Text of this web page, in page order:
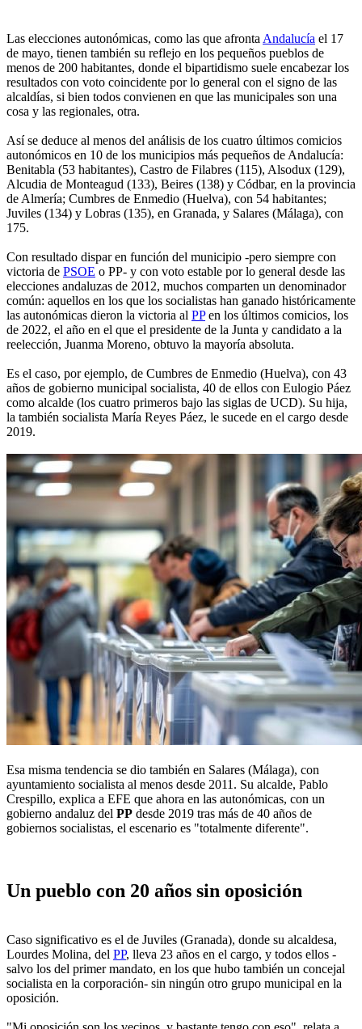
Las elecciones autonómicas, como las que afronta Andalucía el 17
de mayo, tienen también su reflejo en los pequeños pueblos de
menos de 200 habitantes, donde el bipartidismo suele encabezar los
resultados con voto coincidente por lo general con el signo de las
alcaldías, si bien todos convienen en que las municipales son una
cosa y las regionales, otra.
Así se deduce al menos del análisis de los cuatro últimos comicios
autonómicos en 10 de los municipios más pequeños de Andalucía:
Benitabla (53 habitantes), Castro de Filabres (115), Alsodux (129),
Alcudia de Monteagud (133), Beires (138) y Códbar, en la provincia
de Almería; Cumbres de Enmedio (Huelva), con 54 habitantes;
Juviles (134) y Lobras (135), en Granada, y Salares (Málaga), con
175.
Con resultado dispar en función del municipio -pero siempre con
victoria de PSOE o PP- y con voto estable por lo general desde las
elecciones andaluzas de 2012, muchos comparten un denominador
común: aquellos en los que los socialistas han ganado históricamente
las autonómicas dieron la victoria al PPen los últimos comicios, los
de 2022, el año en el que el presidente de la Junta y candidato a la
reelección, Juanma Moreno, obtuvo la mayoría absoluta.
Es el caso, por ejemplo, de Cumbres de Enmedio (Huelva), con 43
años de gobierno municipal socialista, 40 de ellos con Eulogio Páez
como alcalde (los cuatro primeros bajo las siglas de UCD). Su hija,
la también socialista María Reyes Páez, le sucede en el cargo desde
2019.
Esa misma tendencia se dio también en Salares (Málaga), con
ayuntamiento socialista al menos desde 2011. Su alcalde, Pablo
Crespillo, explica a EFE que ahora en las autonómicas, con un
gobierno andaluz del PP desde 2019 tras más de 40 años de
gobiernos socialistas, el escenario es "totalmente diferente".
Un pueblo con 20 años sin oposición
Caso significativo es el de Juviles (Granada), donde su alcaldesa,
Lourdes Molina, del PP, lleva 23 años en el cargo, y todos ellos -
salvo los del primer mandato, en los que hubo también un concejal
socialista en la corporación- sin ningún otro grupo municipal en la
oposición.